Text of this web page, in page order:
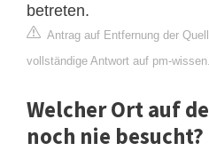
betreten.
Antrag auf Entfernung der
vollständige Antwort auf pm-
Welcher Ort auf
noch nie besucht?